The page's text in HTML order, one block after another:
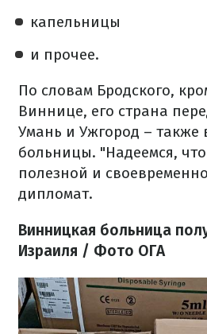
капельницы
и прочее.
По словам Бродского,
Виннице, его страна
Умань и Ужгород –
больницы. "Надеемся,
полезной и
дипломат.
Винницкая больница
Израиля / Фото ОГА